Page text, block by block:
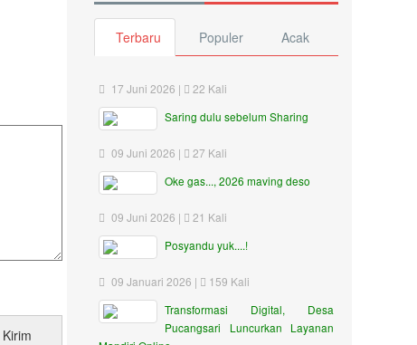
Terbaru Populer Acak
17 Juni 2026 |
22 Kali
Saring dulu sebelum Sharing
09 Juni 2026 |
27 Kali
Oke gas..., 2026 maving deso
09 Juni 2026 |
21 Kali
Posyandu yuk....!
09 Januari 2026 |
159 Kali
Transformasi Digital, Desa
Pucangsari Luncurkan Layanan